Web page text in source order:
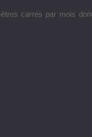
carrés par mois